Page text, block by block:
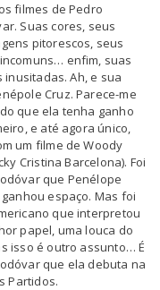
filmes de Pedro
Suas cores, seus
pitorescos, seus
enfim, suas
inusitadas. Ah, e sua
Cruz. Parece-me
que ela tenha ganho
e até agora único,
um filme de Woody
Cristina Barcelona). Foi
que Penélope
espaço. Mas foi
que interpretou
papel, uma louca do
isso é outro assunto… É
que ela debuta na
Partidos.